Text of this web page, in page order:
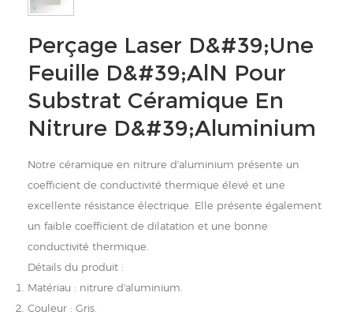
Perçage Laser D&#39;une
Feuille D&#39;AlN Pour
Substrat Céramique En
Nitrure D&#39;aluminium
Notre céramique en nitrure d'aluminium présente un
coefficient de conductivité thermique élevé et une
excellente résistance électrique. Elle présente également
un faible coefficient de dilatation et une bonne
conductivité thermique.
Détails du produit :
Matériau : nitrure d'aluminium.
Couleur : Gris.